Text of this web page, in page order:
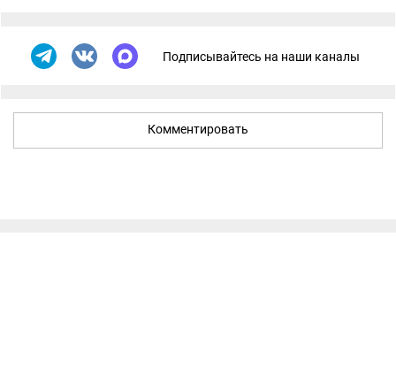
Подписывайтесь на наши каналы
Комментировать